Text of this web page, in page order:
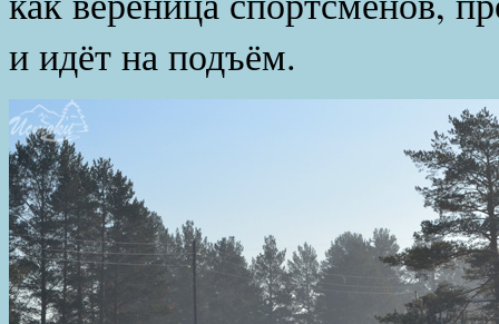
и идёт на подъём.